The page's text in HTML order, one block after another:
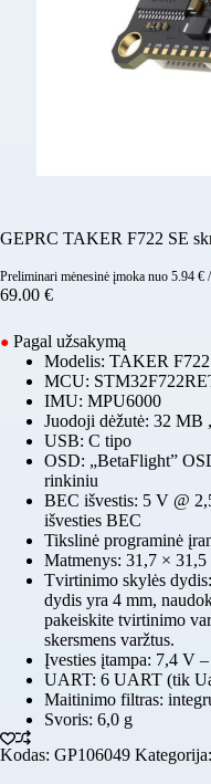
GEPRC TAKER F722 SE
Preliminari mėnesinė įmoka nuo 5.94 €
69.00 €
● Pagal užsakymą
Modelis: TAKER
MCU:
IMU: MPU6000
Juodoji dėžutė: 32 MB
USB: C tipo
OSD: „BetaFlight”
rinkiniu
BEC išvestis: 5 V @
išvesties BEC
Tikslinė programinė
Matmenys: 31,7 × 31,5
Tvirtinimo skylės
dydis yra 4 mm,
pakeiskite tvirtinimo
skersmens varžtus.
Įvesties įtampa: 7,4 V
UART: 6 UART (tik
Maitinimo filtras:
Svoris: 6,0 g
Kodas: GP106049 Kategorija: